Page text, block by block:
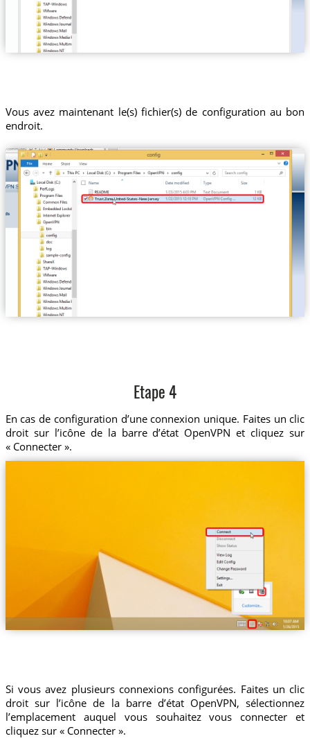
Vous avez maintenant le(s) fichier(s) de configuration au bon
endroit.
Trust.Zone-United-States-New-Jersey
Etape 4
En cas de configuration d’une connexion unique. Faites un clic
droit sur l’icône de la barre d’état OpenVPN et cliquez sur
« Connecter ».
Si vous avez plusieurs connexions configurées. Faites un clic
droit sur l’icône de la barre d’état OpenVPN, sélectionnez
l’emplacement auquel vous souhaitez vous connecter et
cliquez sur « Connecter ».